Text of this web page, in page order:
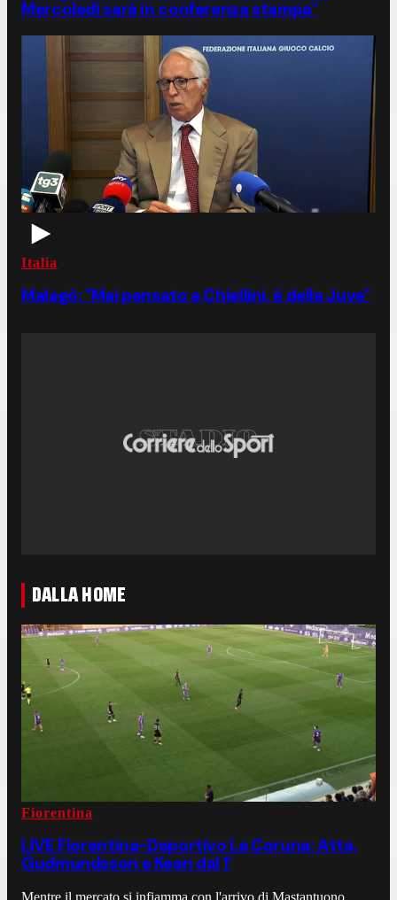
Mercoledì sarà in conferenza stampa"
Italia
Malagò: "Mai pensato a Chiellini, è della Juve"
DALLA HOME
Fiorentina
LIVE Fiorentina-Deportivo La Coruna: Atta,
Gudmundsson e Kean dal 1'
Mentre il mercato si infiamma con l'arrivo di Mastantuono,